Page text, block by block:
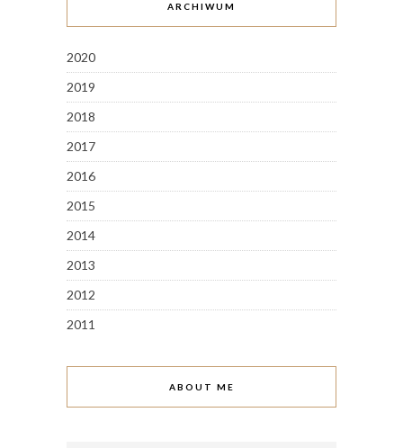
ARCHIWUM
2020
2019
2018
2017
2016
2015
2014
2013
2012
2011
ABOUT ME